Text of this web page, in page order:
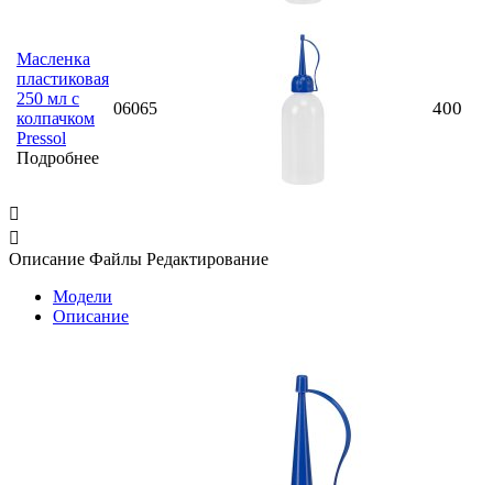
Масленка
пластиковая
250 мл с
колпачком
Pressol
Подробнее
06065 400


Описание Файлы Редактирование
Модели
Описание